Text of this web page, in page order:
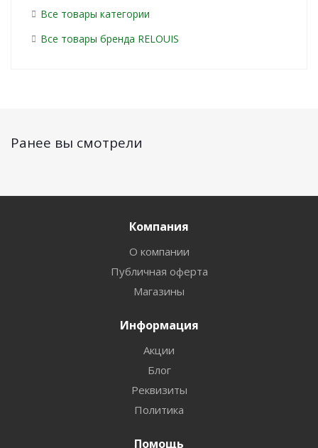
Все товары категории
Все товары бренда RELOUIS
Ранее вы смотрели
Компания
О компании
Публичная оферта
Магазины
Информация
Акции
Блог
Реквизиты
Политика
Помощь